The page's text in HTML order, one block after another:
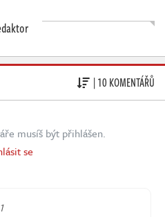
| 10 KOMENTÁŘŮ
musíš být přihlášen.
se